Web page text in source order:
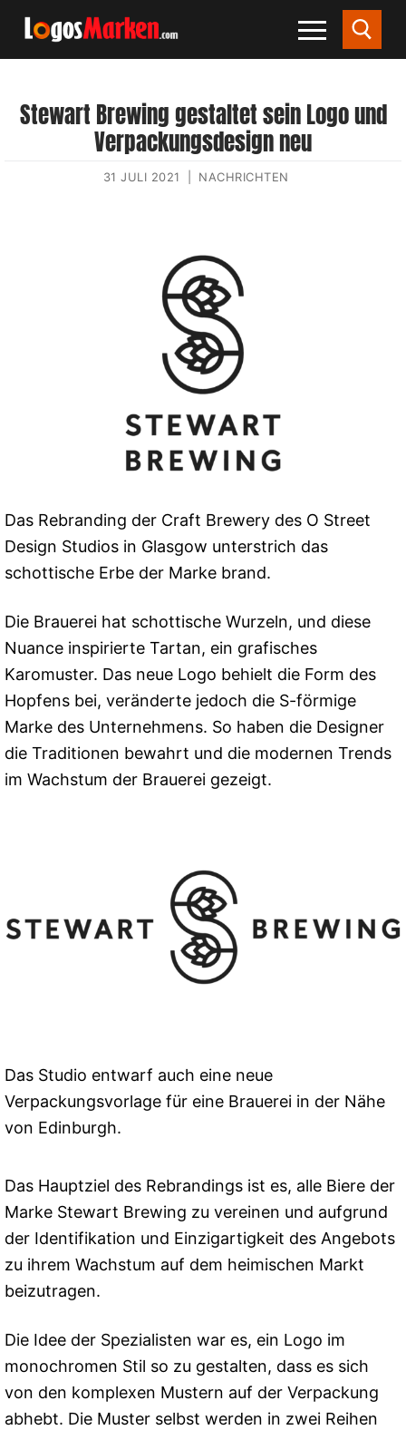
Stewart Brewing gestaltet sein Logo und
Verpackungsdesign neu
31 JULI 2021 NACHRICHTEN
Das Rebranding der Craft Brewery des O Street
Design Studios in Glasgow unterstrich das
schottische Erbe der Marke brand.
Die Brauerei hat schottische Wurzeln, und diese
Nuance inspirierte Tartan, ein grafisches
Karomuster. Das neue Logo behielt die Form des
Hopfens bei, veränderte jedoch die S-förmige
Marke des Unternehmens. So haben die Designer
die Traditionen bewahrt und die modernen Trends
im Wachstum der Brauerei gezeigt.
Das Studio entwarf auch eine neue
Verpackungsvorlage für eine Brauerei in der Nähe
von Edinburgh.
Das Hauptziel des Rebrandings ist es, alle Biere der
Marke Stewart Brewing zu vereinen und aufgrund
der Identifikation und Einzigartigkeit des Angebots
zu ihrem Wachstum auf dem heimischen Markt
beizutragen.
Die Idee der Spezialisten war es, ein Logo im
monochromen Stil so zu gestalten, dass es sich
von den komplexen Mustern auf der Verpackung
abhebt. Die Muster selbst werden in zwei Reihen